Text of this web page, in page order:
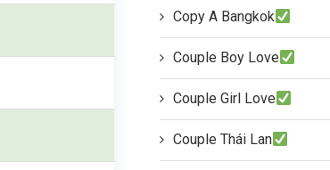
Copy A Bangkok
Couple Boy Love
Couple Girl Love
Couple Thái Lan